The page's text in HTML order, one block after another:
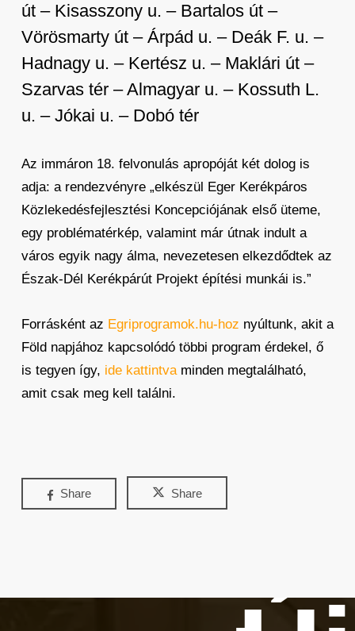
út – Kisasszony u. – Bartalos út –
Vörösmarty út – Árpád u. – Deák F. u. –
Hadnagy u. – Kertész u. – Maklári út –
Szarvas tér – Almagyar u. – Kossuth L.
u. – Jókai u. – Dobó tér
Az immáron 18. felvonulás apropóját két dolog is
adja: a rendezvényre „elkészül Eger Kerékpáros
Közlekedésfejlesztési Koncepciójának első üteme,
egy problématérkép, valamint már útnak indult a
város egyik nagy álma, nevezetesen elkezdődtek az
Észak-Dél Kerékpárút Projekt építési munkái is.”
Forrásként az Egriprogramok.hu-hoz nyúltunk, akit a
Föld napjához kapcsolódó többi program érdekel, ő
is tegyen így, ide kattintvaminden megtalálható,
amit csak meg kell találni.
Share Share